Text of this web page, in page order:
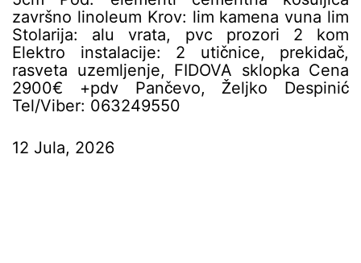
završno linoleum Krov: lim kamena vuna lim
Stolarija: alu vrata, pvc prozori 2 kom
Elektro instalacije: 2 utičnice, prekidač,
rasveta uzemljenje, FIDOVA sklopka Cena
2900€ +pdv Pančevo, Željko Despinić
Tel/Viber: 063249550
12 Jula, 2026